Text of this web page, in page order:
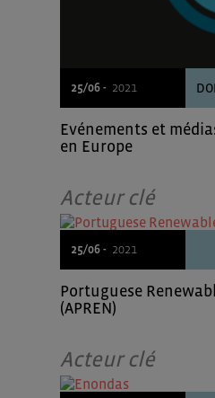
25/06 - 2021
Evénements et
en Europe
Acteur clé
25/06 - 2021
Portuguese
(APREN)
Acteur clé